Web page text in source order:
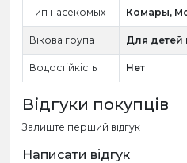
Тип насекомых Комары,
Вікова група Для детей
Водостійкість Нет
Відгуки покупців
Залиште перший відгук
Написати відгук